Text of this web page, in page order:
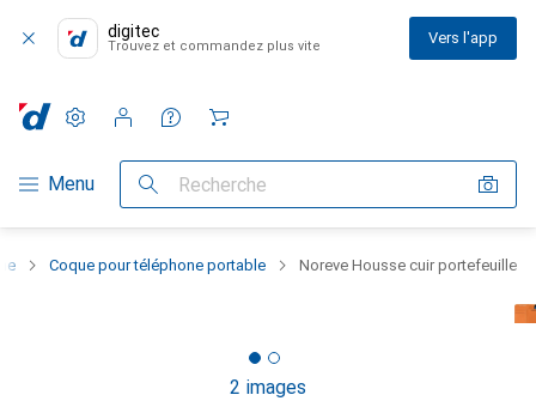
digitec
Trouvez et commandez plus vite Vers l'app
Navigation par catégorie
Menu Recherche
Paramètres
Compte client
Listes de comparaison
Listes d'envies
Panier
Coque pour téléphone portable Noreve Housse cuir portefeuille
2 images